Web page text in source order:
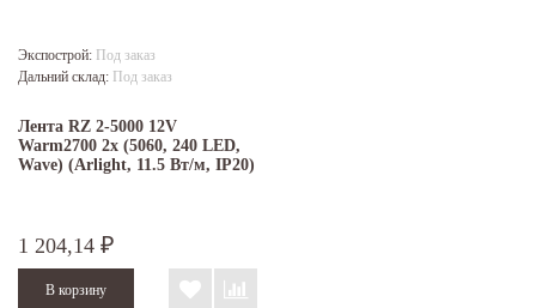
Экспострой: Под заказ
Дальний склад: Под заказ
Лента RZ 2-5000 12V
Warm2700 2x (5060, 240 LED,
Wave) (Arlight, 11.5 Вт/м, IP20)
1 204,14 ₽